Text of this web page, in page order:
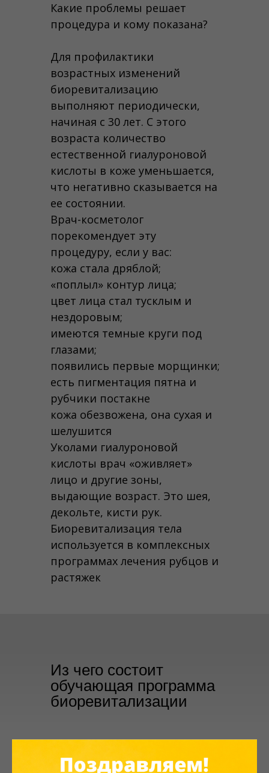
Какие проблемы решает
процедура и кому показана?
Для профилактики
возрастных изменений
биоревитализацию
выполняют периодически,
начиная с 30 лет. С этого
возраста количество
естественной гиалуроновой
кислоты в коже уменьшается,
что негативно сказывается на
ее состоянии.
Врач-косметолог
порекомендует эту
процедуру, если у вас:
кожа стала дряблой;
«поплыл» контур лица;
цвет лица стал тусклым и
нездоровым;
имеются темные круги под
глазами;
появились первые морщинки;
есть пигментация пятна и
рубчики постакне
кожа обезвожена, она сухая и
шелушится
Уколами гиалуроновой
кислоты врач «оживляет»
лицо и другие зоны,
выдающие возраст. Это шея,
декольте, кисти рук.
Биоревитализация тела
используется в комплексных
программах лечения рубцов и
растяжек
Из чего состоит
обучающая программа
биоревитализации